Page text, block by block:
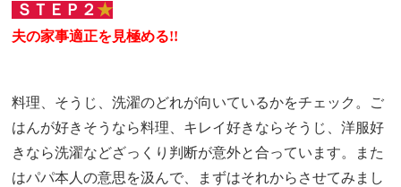
ＳＴＥＰ２ ★
夫の家事適正を見極める!!
料理、そうじ、洗濯のどれが向いているかをチェック。ご
はんが好きそうなら料理、キレイ好きならそうじ、洋服好
きなら洗濯などざっくり判断が意外と合っています。また
はパパ本人の意思を汲んで、まずはそれからさせてみまし